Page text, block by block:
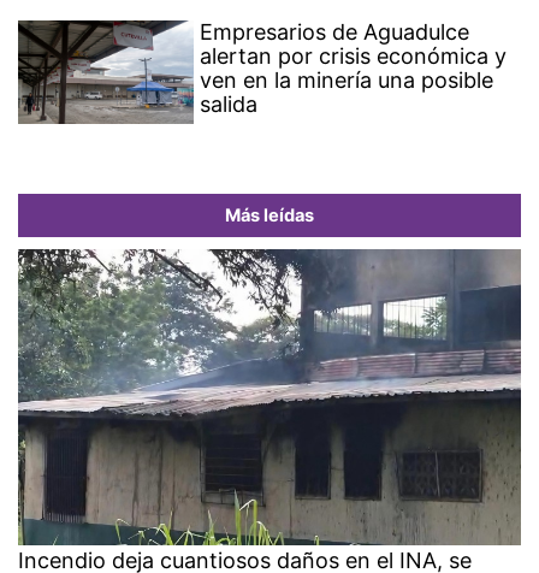
Empresarios de Aguadulce
alertan por crisis económica y
ven en la minería una posible
salida
Más leídas
Incendio deja cuantiosos daños en el INA, se